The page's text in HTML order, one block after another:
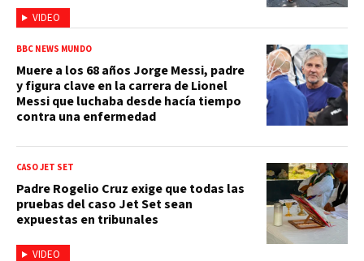
VIDEO
BBC NEWS MUNDO
Muere a los 68 años Jorge Messi, padre
y figura clave en la carrera de Lionel
Messi que luchaba desde hacía tiempo
contra una enfermedad
VIDEO
CASO JET SET
Padre Rogelio Cruz exige que todas las
pruebas del caso Jet Set sean
expuestas en tribunales